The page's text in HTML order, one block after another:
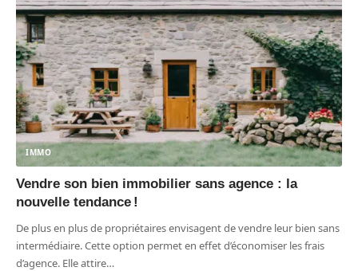
IMMO
Vendre son bien immobilier sans agence : la
nouvelle tendance !
De plus en plus de propriétaires envisagent de vendre leur bien sans
intermédiaire. Cette option permet en effet d’économiser les frais
d’agence. Elle attire…